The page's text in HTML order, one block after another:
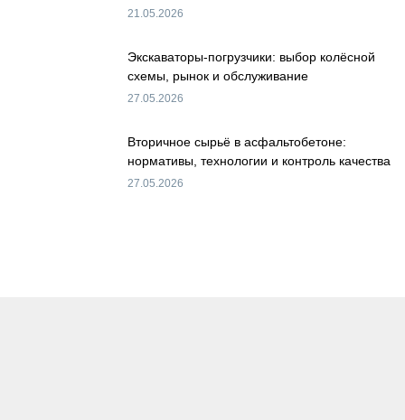
21.05.2026
Экскаваторы-погрузчики: выбор колёсной
схемы, рынок и обслуживание
27.05.2026
Вторичное сырьё в асфальтобетоне:
нормативы, технологии и контроль качества
27.05.2026